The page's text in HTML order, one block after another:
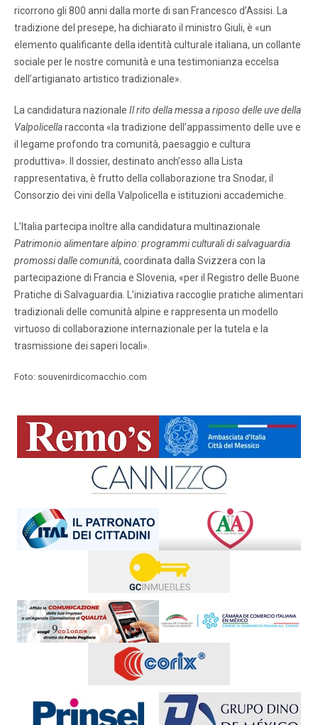
ricorrono gli 800 anni dalla morte di san Francesco d’Assisi. La
tradizione del presepe, ha dichiarato il ministro Giuli, è «un
elemento qualificante della identità culturale italiana, un collante
sociale per le nostre comunità e una testimonianza eccelsa
dell’artigianato artistico tradizionale».
La candidatura nazionale Il rito della messa a riposo delle uve della
Valpolicellaracconta «la tradizione dell’appassimento delle uve e
il legame profondo tra comunità, paesaggio e cultura
produttiva». Il dossier, destinato anch’esso alla Lista
rappresentativa, è frutto della collaborazione tra Snodar, il
Consorzio dei vini della Valpolicella e istituzioni accademiche.
L’Italia partecipa inoltre alla candidatura multinazionale
Patrimonio alimentare alpino: programmi culturali di salvaguardia
promossi dalle comunità, coordinata dalla Svizzera con la
partecipazione di Francia e Slovenia, «per il Registro delle Buone
Pratiche di Salvaguardia. L’iniziativa raccoglie pratiche alimentari
tradizionali delle comunità alpine e rappresenta un modello
virtuoso di collaborazione internazionale per la tutela e la
trasmissione dei saperi locali».
Foto: souvenirdicomacchio.com